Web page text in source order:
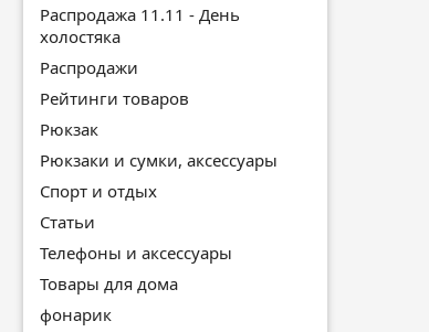
Распродажа 11.11 - День
холостяка
Распродажи
Рейтинги товаров
Рюкзак
Рюкзаки и сумки, аксессуары
Спорт и отдых
Статьи
Телефоны и аксессуары
Товары для дома
фонарик